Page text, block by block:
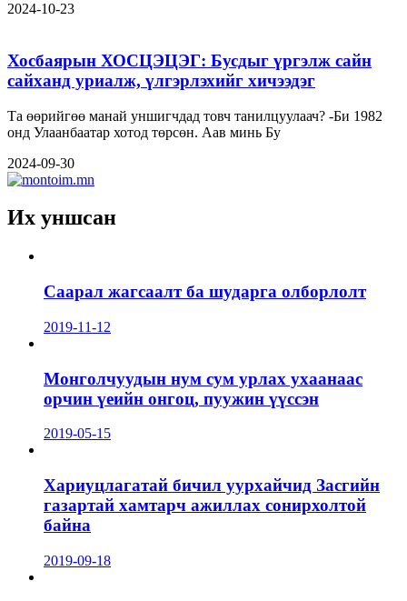
2024-10-23
Хосбаярын ХОСЦЭЦЭГ: Бусдыг үргэлж сайн
сайханд уриалж, үлгэрлэхийг хичээдэг
Та өөрийгөө манай уншигчдад товч танилцуулаач? -Би 1982
онд Улаанбаатар хотод төрсөн. Аав минь Бу
2024-09-30
Их уншсан
Саарал жагсаалт ба шударга олборлолт
2019-11-12
Монголчуудын нум сум урлах ухаанаас
орчин үеийн онгоц, пуужин үүссэн
2019-05-15
Хариуцлагатай бичил уурхайчид Засгийн
газартай хамтарч ажиллах сонирхолтой
байна
2019-09-18